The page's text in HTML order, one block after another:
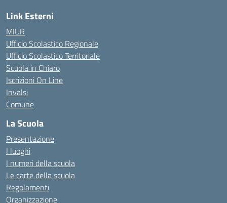
Link Esterni
MIUR
Ufficio Scolastico Regionale
Ufficio Scolastico Territoriale
Scuola in Chiaro
Iscrizioni On Line
Invalsi
Comune
La Scuola
Presentazione
I luoghi
I numeri della scuola
Le carte della scuola
Regolamenti
Organizzazione